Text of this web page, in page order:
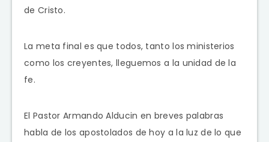
de Cristo.
La meta final es que todos, tanto los ministerios
como los creyentes, lleguemos a la unidad de la
fe.
El Pastor Armando Alducin en breves palabras
habla de los apostolados de hoy a la luz de lo que